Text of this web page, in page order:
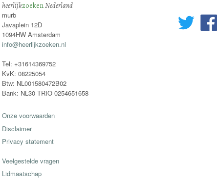
heerlijkzoekenNederland
murb
Javaplein 12D
1094HW Amsterdam
info@heerlijkzoeken.nl
Tel: +31614369752
KvK: 08225054
Btw: NL001580472B02
Bank: NL30 TRIO 0254651658
Onze voorwaarden
Disclaimer
Privacy statement
Veelgestelde vragen
Lidmaatschap